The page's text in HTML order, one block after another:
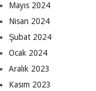
Mayıs 2024
Nisan 2024
Şubat 2024
Ocak 2024
Aralık 2023
Kasım 2023